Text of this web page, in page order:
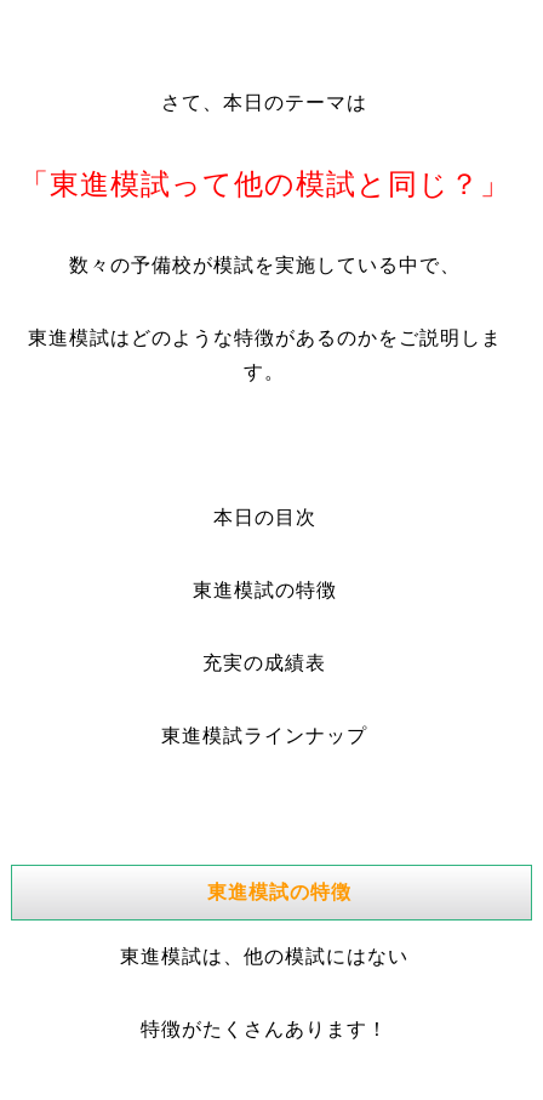
さて、本日のテーマは
「東進模試って他の模試と同じ？」
数々の予備校が模試を実施している中で、
東進模試はどのような特徴があるのかをご説明しま
す。
本日の目次
東進模試の特徴
充実の成績表
東進模試ラインナップ
東進模試の特徴
東進模試は、他の模試にはない
特徴がたくさんあります！